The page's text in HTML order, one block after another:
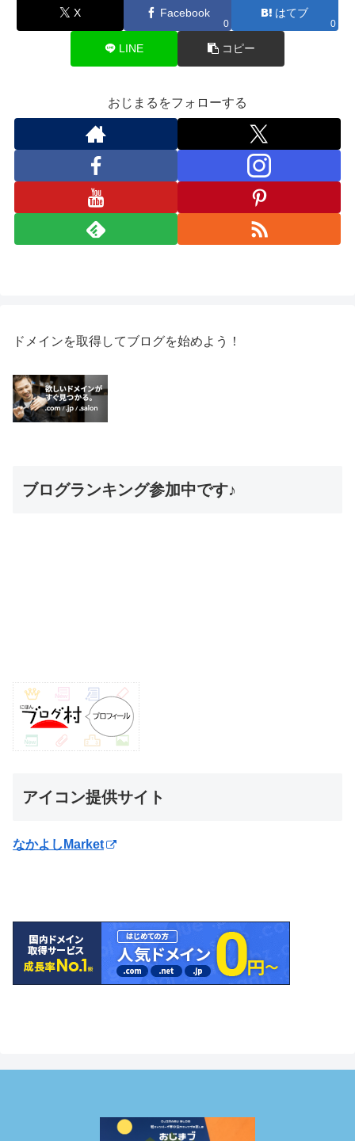
X Facebook
0
はてブ
0
LINE コピー
おじまるをフォローする
ドメインを取得してブログを始めよう！
ブログランキング参加中です♪
アイコン提供サイト
なかよしMarket